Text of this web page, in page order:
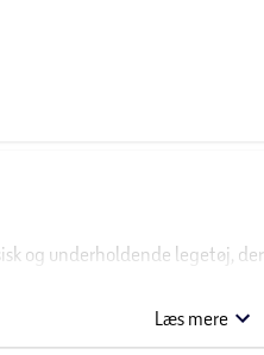
og underholdende legetøj,
Læs mere